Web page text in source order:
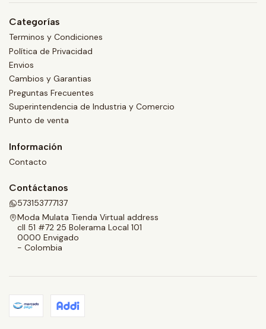
Categorías
Terminos y Condiciones
Política de Privacidad
Envios
Cambios y Garantias
Preguntas Frecuentes
Superintendencia de Industria y Comercio
Punto de venta
Información
Contacto
Contáctanos
573153777137
Moda Mulata Tienda Virtual address
cll 51 #72 25 Bolerama Local 101
0000 Envigado
- Colombia